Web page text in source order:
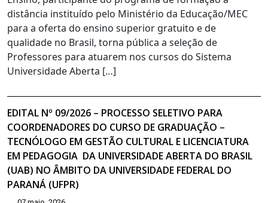
distância instituído pelo Ministério da Educação/MEC
para a oferta do ensino superior gratuito e de
qualidade no Brasil, torna pública a seleção de
Professores para atuarem nos cursos do Sistema
Universidade Aberta […]
EDITAL Nº 09/2026 – PROCESSO SELETIVO PARA
COORDENADORES DO CURSO DE GRADUAÇÃO –
TECNÓLOGO EM GESTÃO CULTURAL E LICENCIATURA
EM PEDAGOGIA DA UNIVERSIDADE ABERTA DO BRASIL
(UAB) NO ÂMBITO DA UNIVERSIDADE FEDERAL DO
PARANÁ (UFPR)